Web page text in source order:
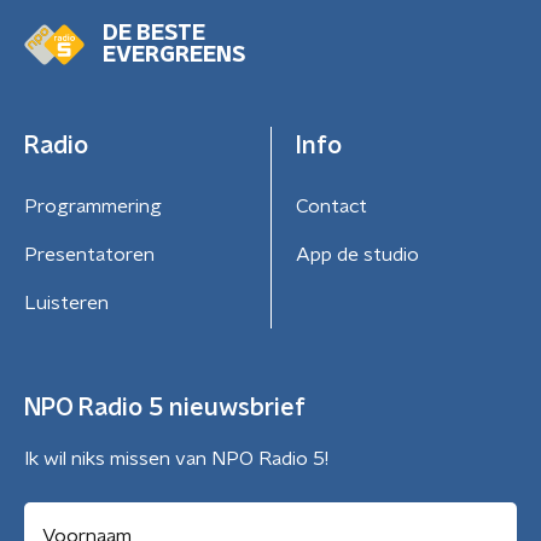
DE BESTE
EVERGREENS
Radio
Programmering
Presentatoren
Luisteren
Info
Contact
App de studio
NPO Radio 5 nieuwsbrief
Ik wil niks missen van NPO Radio 5!